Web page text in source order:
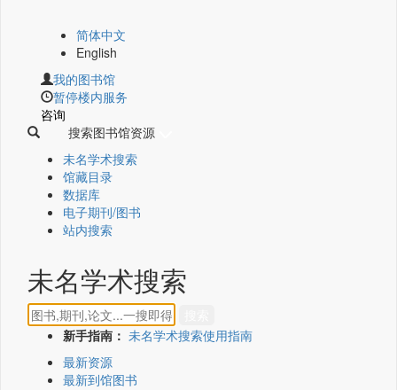
简体中文
English
我的图书馆
暂停楼内服务
咨询
搜索图书馆资源
未名学术搜索
馆藏目录
数据库
电子期刊/图书
站内搜索
未名学术搜索
新手指南： 未名学术搜索使用指南
最新资源
最新到馆图书